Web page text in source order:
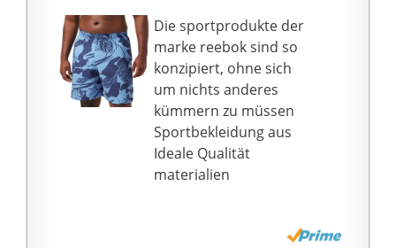
robust, sondern auch
atmungsaktiv und
schnelltrocknend.
Maschinenwaschbar
bei bis zu 40°C
Die sportprodukte der
marke reebok sind so
konzipiert, ohne sich
um nichts anderes
kümmern zu müssen
Sportbekleidung aus
Ideale Qualität
materialien